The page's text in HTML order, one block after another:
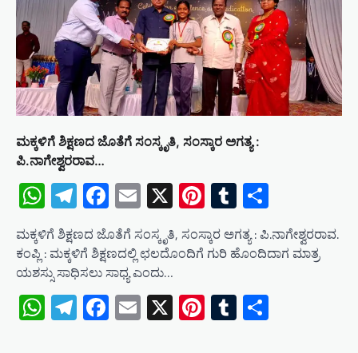
ಮಕ್ಕಳಿಗೆ ಶಿಕ್ಷಣದ ಜೊತೆಗೆ ಸಂಸ್ಕೃತಿ, ಸಂಸ್ಕಾರ ಅಗತ್ಯ :
ಪಿ.ನಾಗೇಶ್ವರರಾವ…
WhatsApp
Telegram
Facebook
Email
X Pinterest
Tumblr
ಮಕ್ಕಳಿಗೆ ಶಿಕ್ಷಣದ ಜೊತೆಗೆ ಸಂಸ್ಕೃತಿ, ಸಂಸ್ಕಾರ ಅಗತ್ಯ : ಪಿ.ನಾಗೇಶ್ವರರಾವ.
ಕಂಪ್ಲಿ : ಮಕ್ಕಳಿಗೆ ಶಿಕ್ಷಣದಲ್ಲಿ ಛಲದೊಂದಿಗೆ ಗುರಿ ಹೊಂದಿದಾಗ ಮಾತ್ರ
ಯಶಸ್ಸು ಸಾಧಿಸಲು ಸಾಧ್ಯ ಎಂದು…
WhatsApp
Telegram
Facebook
Email
X Pinterest
Tumblr